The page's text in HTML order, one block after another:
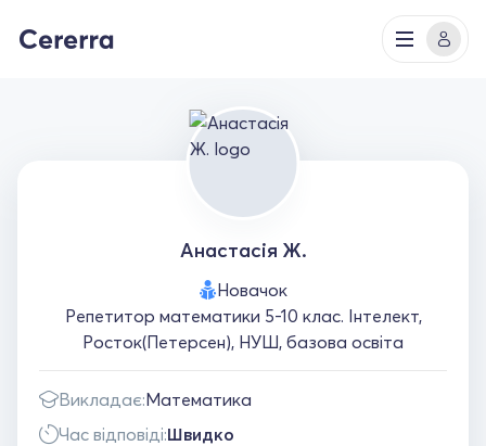
Анастасія Ж.
Новачок
Репетитор математики 5-10 клас. Інтелект,
Росток(Петерсен), НУШ, базова освіта
Викладає:Математика
Час відповіді:Швидко